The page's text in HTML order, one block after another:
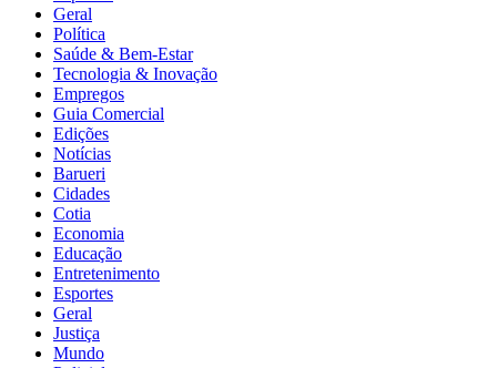
Geral
Política
Saúde & Bem-Estar
Tecnologia & Inovação
Empregos
Guia Comercial
Edições
Notícias
Barueri
Cidades
Cotia
Economia
Educação
Entretenimento
Esportes
Geral
Justiça
Mundo